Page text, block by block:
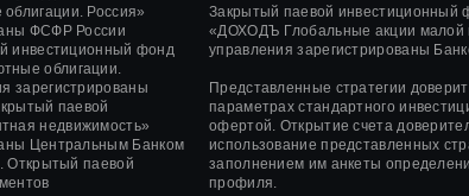
Россия»
ФСФР России
инвестиционный фонд
облигации.
зарегистрированы
паевой
недвижимость»
Центральным Банком
Открытый паевой
Закрытый паевой инвестиционный
«ДОХОДЪ Глобальные акции малой
управления зарегистрированы
Представленные стратегии
параметрах стандартного
офертой. Открытие счета
использование представленных
заполнением им анкеты
профиля.